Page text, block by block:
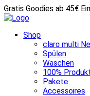
Gratis Goodies ab 45€
Shop
claro multi
Spülen
Waschen
100%
Pakete
Accessoires